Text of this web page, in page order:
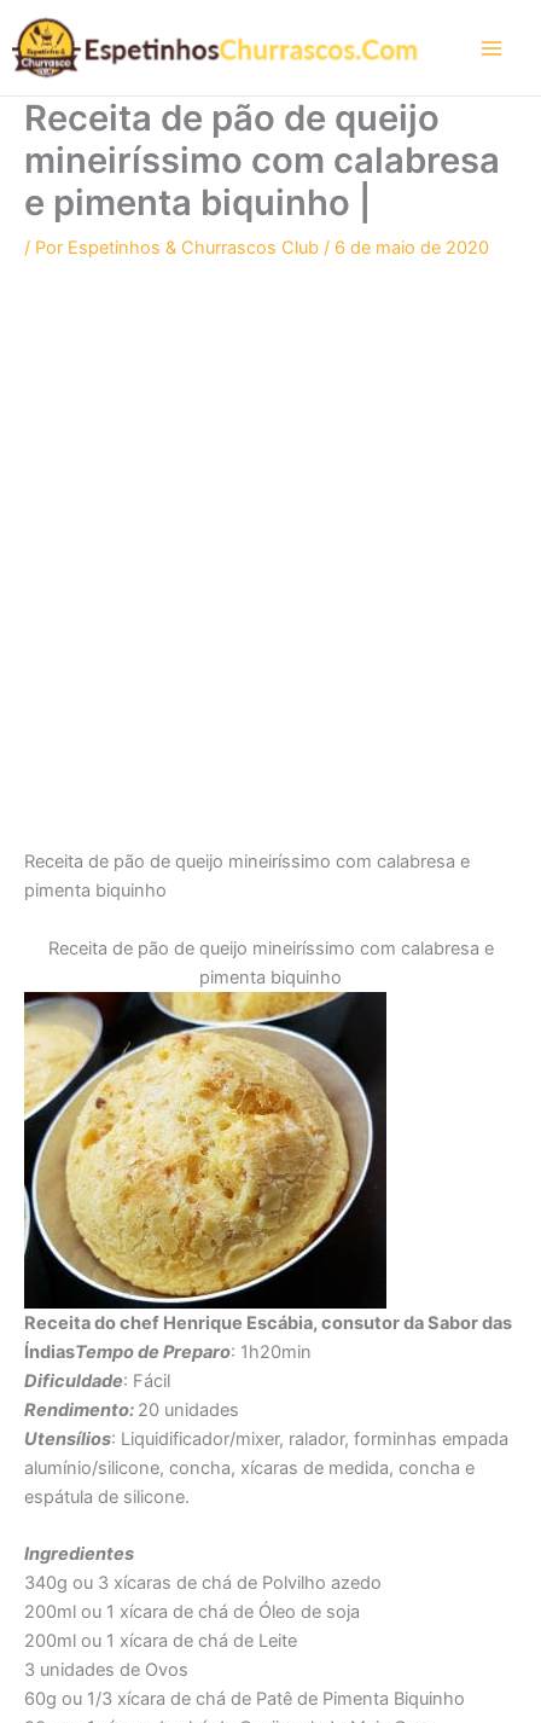
para
conteúdo
Receita de pão de queijo
mineiríssimo com calabresa
e pimenta biquinho |
/ Por Espetinhos & Churrascos Club / 6 de maio de 2020
Receita de pão de queijo mineiríssimo com calabresa e
pimenta biquinho
Receita de pão de queijo mineiríssimo com calabresa e
pimenta biquinho
Receita do chef Henrique Escábia, consutor da Sabor das
ÍndiasTempo de Preparo: 1h20min
Dificuldade: Fácil
Rendimento: 20 unidades
Utensílios: Liquidificador/mixer, ralador, forminhas empada
alumínio/silicone, concha, xícaras de medida, concha e
espátula de silicone.
Ingredientes
340g ou 3 xícaras de chá de Polvilho azedo
200ml ou 1 xícara de chá de Óleo de soja
200ml ou 1 xícara de chá de Leite
3 unidades de Ovos
60g ou 1/3 xícara de chá de Patê de Pimenta Biquinho